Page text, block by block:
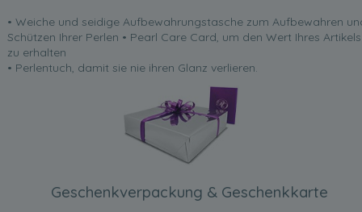
• Weiche und seidige Aufbewahrungstasche zum Aufbewahren
Schützen Ihrer Perlen • Pearl Care Card, um den Wert Ihres Artikels
zu erhalten
• Perlentuch, damit sie nie ihren Glanz verlieren.
Geschenkverpackung & Geschenkkarte